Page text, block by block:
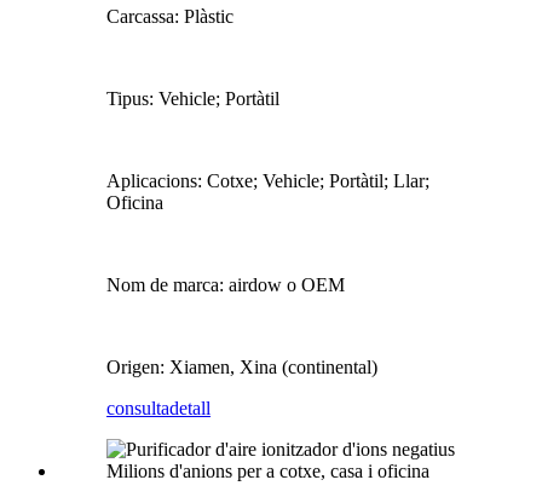
Carcassa: Plàstic
Tipus: Vehicle; Portàtil
Aplicacions: Cotxe; Vehicle; Portàtil; Llar;
Oficina
Nom de marca: airdow o OEM
Origen: Xiamen, Xina (continental)
consultadetall